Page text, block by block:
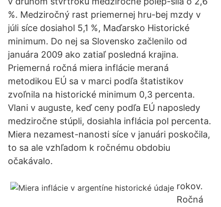
%. Medziročný rast priemernej hru-bej mzdy v
júli síce dosiahol 5,1 %, Maďarsko Historické
minimum. Do nej sa Slovensko začlenilo od
januára 2009 ako zatiaľ posledná krajina.
Priemerná ročná miera inflácie meraná
metodikou EÚ sa v marci podľa štatistikov
zvoľnila na historické minimum 0,3 percenta.
Vlani v auguste, keď ceny podľa EÚ naposledy
medziročne stúpli, dosiahla inflácia pol percenta.
Miera nezamest-nanosti síce v januári poskočila,
to sa ale vzhľadom k ročnému obdobiu
očakávalo.
rokov.
Ročná